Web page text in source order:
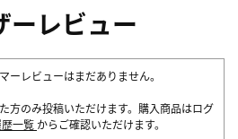
ーレビュー
ーレビューはまだありません。
方のみ投稿いただけます。購入商品はログ
一覧 からご確認いただけます。